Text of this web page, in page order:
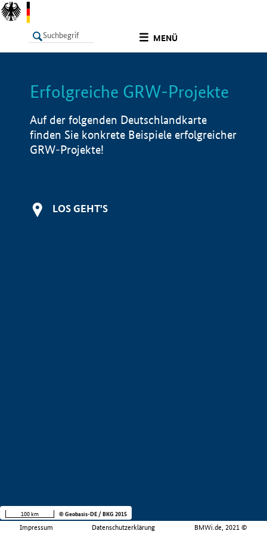
MENÜ
LISTE Info
Erfolgreiche GRW-Projekte
Auf der folgenden Deutschlandkarte
finden Sie konkrete Beispiele erfolgreicher
GRW-Projekte!
LOS GEHT'S
Impressum Datenschutzerklärung BMWi.de, 2021 ©
100 km © Geobasis-DE / BKG 2015